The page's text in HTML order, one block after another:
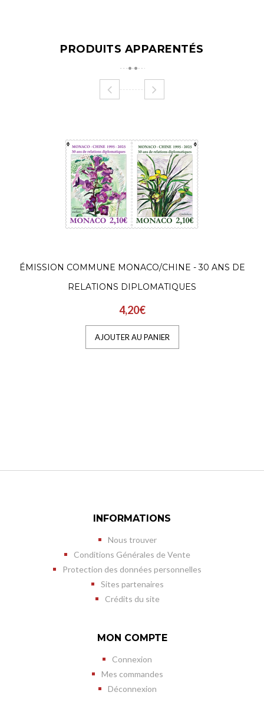
PRODUITS APPARENTÉS
ÉMISSION COMMUNE MONACO/CHINE - 30 ANS DE
RELATIONS DIPLOMATIQUES
4,20€
AJOUTER AU PANIER
INFORMATIONS
Nous trouver
Conditions Générales de Vente
Protection des données personnelles
Sites partenaires
Crédits du site
MON COMPTE
Connexion
Mes commandes
Déconnexion